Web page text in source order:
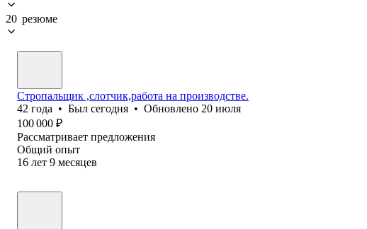
20 резюме
Стропальщик ,слотчик,работа на производстве.
42 года • Был сегодня • Обновлено 20 июля
100 000 ₽
Рассматривает предложения
Общий опыт
16 лет 9 месяцев